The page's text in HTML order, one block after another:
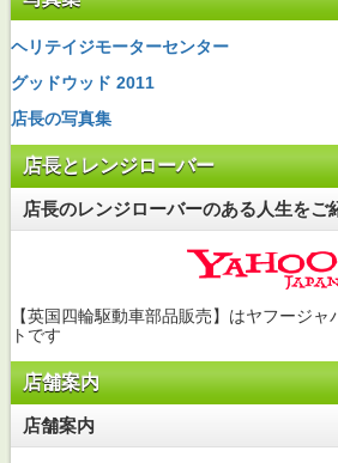
ヘリテイジモーターセンター
グッドウッド 2011
店長の写真集
店長とレンジローバー
店長のレンジローバーのある人生をご
【英国四輪駆動車部品販売】はヤフージ
トです
店舗案内
店舗案内